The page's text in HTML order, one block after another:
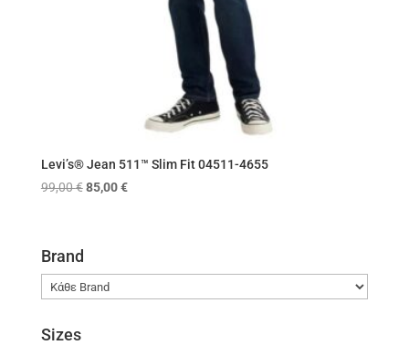
Levi’s® Jean 511™ Slim Fit 04511-4655
99,00€ Original
85,00€Η
Brand
Sizes